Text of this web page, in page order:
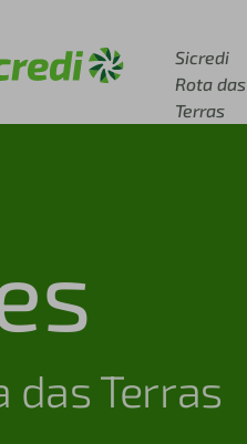
Sicredi
Rota das
Terras
das Terras